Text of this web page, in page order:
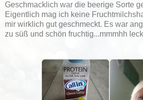
Geschmacklich war die beerige Sorte
Eigentlich mag ich keine
mir wirklich gut geschmeckt. Es war
zu süß und schön fruchtig...mmmhh